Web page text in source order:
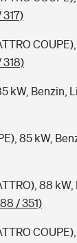
kW, Benzin,
85 kW,
88 kW,
/ 351)